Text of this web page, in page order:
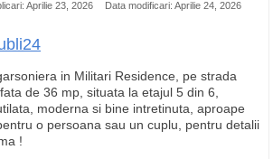
Aprilie 23, 2026 Data modificari: Aprilie 24, 2026
in Militari Residence, pe strada
de 36 mp, situata la etajul 5 din 6,
moderna si bine intretinuta, aproape
o persoana sau un cuplu, pentru detalii
!